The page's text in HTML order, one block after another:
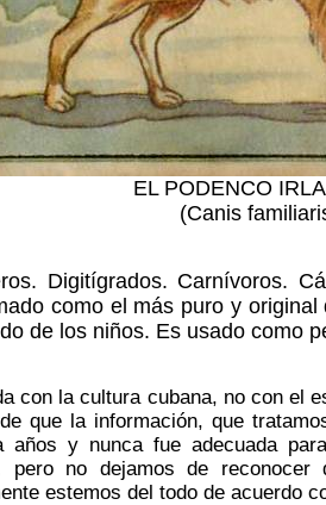
EL PODENCO
(Canis
Digitígrados. Carnívoros.
como el más puro y
de los niños. Es usado como
con la cultura cubana, no con el
que la información, que
y nunca fue adecuada
pero no dejamos de
estemos del todo de acuerdo